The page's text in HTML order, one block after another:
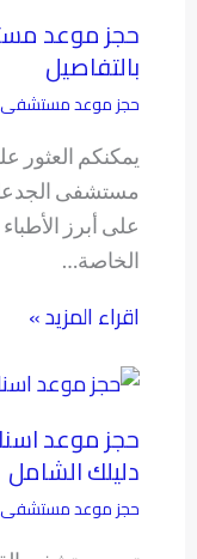
حجز موعد
بالتفاصيل
حجز موعد مستشفى
يمكنكم
مستشفى
على أبرز
الخاصة…
اقراء المزيد »
حجز موعد
دليلك الشامل
حجز موعد مستشفى